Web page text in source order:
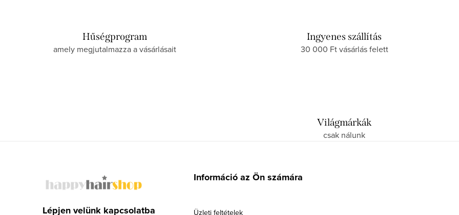
Hűségprogram
amely megjutalmazza a vásárlásait
Ingyenes szállítás
30 000 Ft vásárlás felett
Világmárkák
csak nálunk
Lépjen velünk kapcsolatba
Információ az Ön számára
Üzleti feltételek